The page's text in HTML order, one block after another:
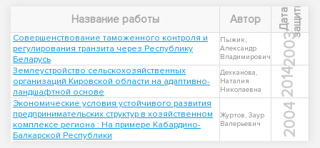
Название работы Автор Д
а
т
а
з
а
щ
и
т ы
Совершенствование таможенного контроля и
регулирования транзита через Республику
Беларусь
Пыжик,
Александр
Владимирович
2003
Землеустройство сельскохозяйственных
организаций Кировской области на адаптивно-
ландшафтной основе
Дехканова,
Наталия
Николаевна
2014
Экономические условия устойчивого развития
предпринимательских структур в хозяйственном
комплексе региона : На примере Кабардино-
Балкарской Республики
Журтов, Заур
Валерьевич
2004